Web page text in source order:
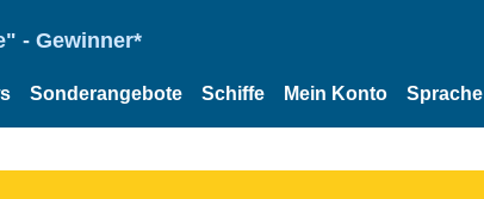
- Gewinner*
Sonderangebote Schiffe Mein Konto Sprache